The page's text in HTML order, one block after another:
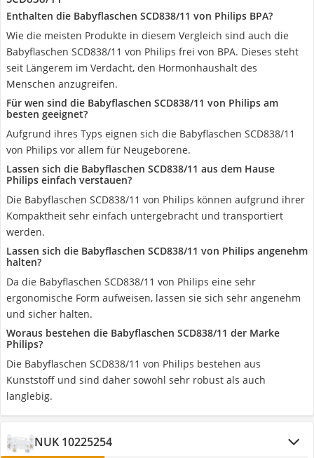
Enthalten die Babyflaschen SCD838/11 von Philips BPA?
Wie die meisten Produkte in diesem Vergleich sind auch die
Babyflaschen SCD838/11 von Philips frei von BPA. Dieses steht
seit Längerem im Verdacht, den Hormonhaushalt des
Menschen anzugreifen.
Für wen sind die Babyflaschen SCD838/11 von Philips am
besten geeignet?
Aufgrund ihres Typs eignen sich die Babyflaschen SCD838/11
von Philips vor allem für Neugeborene.
Lassen sich die Babyflaschen SCD838/11 aus dem Hause
Philips einfach verstauen?
Die Babyflaschen SCD838/11 von Philips können aufgrund ihrer
Kompaktheit sehr einfach untergebracht und transportiert
werden.
Lassen sich die Babyflaschen SCD838/11 von Philips angenehm
halten?
Da die Babyflaschen SCD838/11 von Philips eine sehr
ergonomische Form aufweisen, lassen sie sich sehr angenehm
und sicher halten.
Woraus bestehen die Babyflaschen SCD838/11 der Marke
Philips?
Die Babyflaschen SCD838/11 von Philips bestehen aus
Kunststoff und sind daher sowohl sehr robust als auch
langlebig.
NUK 10225254